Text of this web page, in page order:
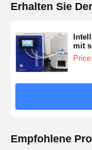
Erhalten Sie
mit
Empfohlene